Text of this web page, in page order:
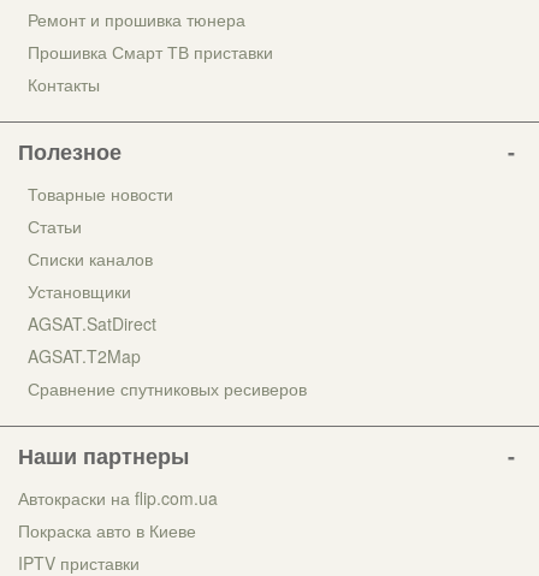
Ремонт и прошивка тюнера
Прошивка Смарт ТВ приставки
Контакты
Полезное
Товарные новости
Статьи
Списки каналов
Установщики
AGSAT.SatDirect
AGSAT.T2Map
Сравнение спутниковых ресиверов
Наши партнеры
Автокраски на flip.com.ua
Покраска авто в Киеве
IPTV приставки